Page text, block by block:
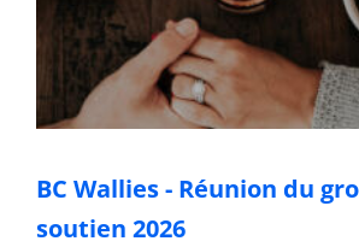
BC Wallies - Réunion du
soutien 2026